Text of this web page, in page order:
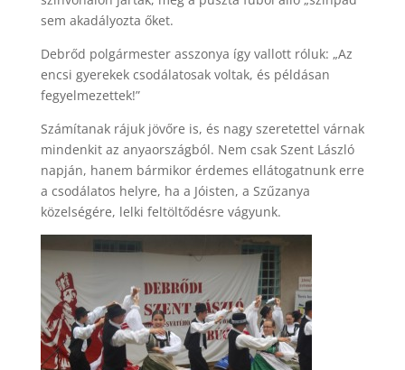
sem akadályozta őket.
Debrőd polgármester asszonya így vallott róluk: „Az
encsi gyerekek csodálatosak voltak, és példásan
fegyelmezettek!”
Számítanak rájuk jövőre is, és nagy szeretettel várnak
mindenkit az anyaországból. Nem csak Szent László
napján, hanem bármikor érdemes ellátogatnunk erre
a csodálatos helyre, ha a Jóisten, a Szűzanya
közelségére, lelki feltöltődésre vágyunk.